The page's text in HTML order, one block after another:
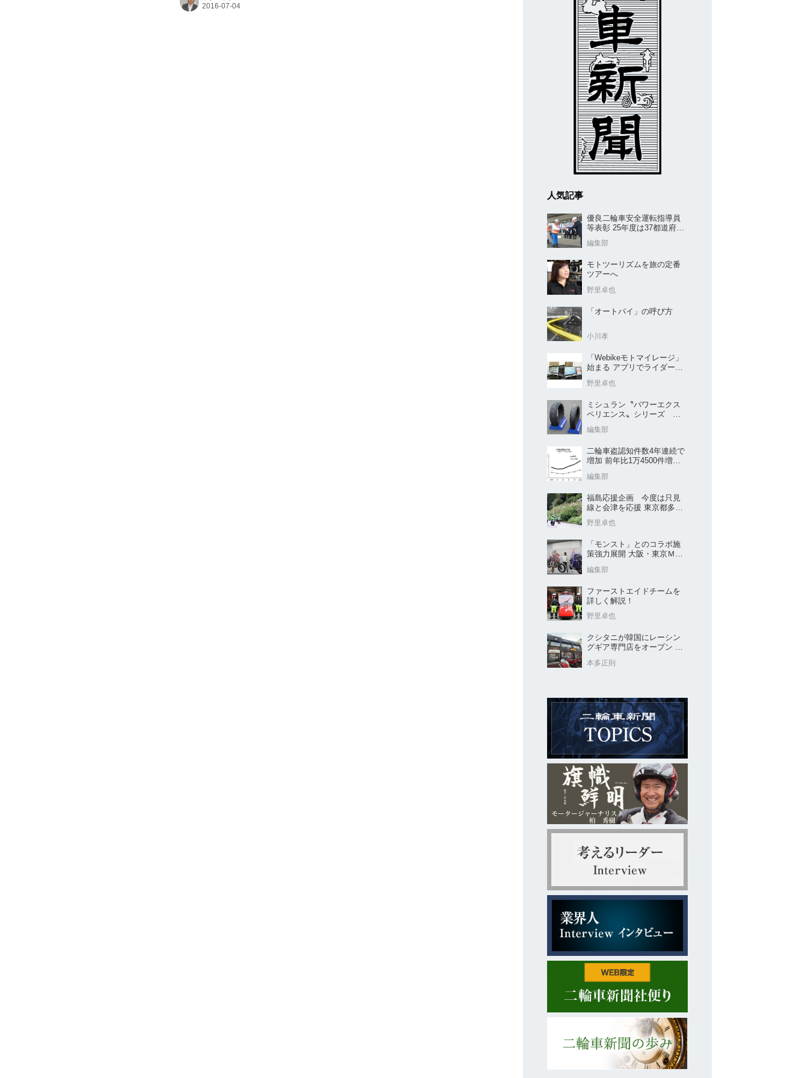
人気記事
優良二輪車安全運転指導員
等表彰 25年度は37都道府県
編集部
モトツーリズムを旅の定番
ツアーへ
野里卓也
「オートバイ」の呼び方
小川孝
「Webikeモトマイレージ」
始まる アプリでライダーと
野里卓也
ミシュラン〝パワーエクス
ペリエンス〟シリーズ
売
編集部
二輪車盗認知件数4年連続で
増加 前年比1万4500件増／
編集部
福島応援企画 今度は只見
線と会津を応援 東京都多摩
野里卓也
「モンスト」とのコラボ施
策強力展開 大阪・東京ＭＣ
編集部
ファーストエイドチームを
詳しく解説！
野里卓也
クシタニが韓国にレーシン
グギア専門店をオープン 今
に展開
本多正則